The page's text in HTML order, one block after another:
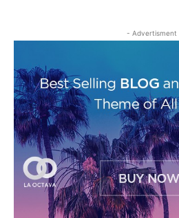
- Advertisment